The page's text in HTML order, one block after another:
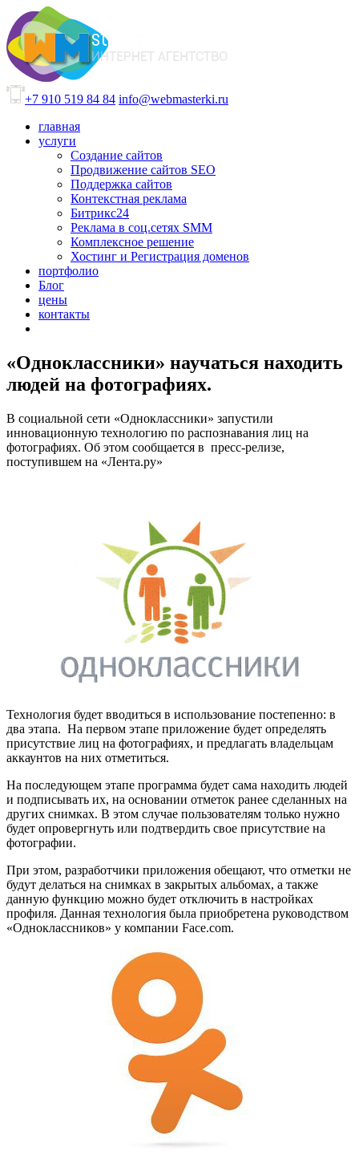
+7 910 519 84 84 info@webmasterki.ru
главная
услуги
Создание сайтов
Продвижение сайтов SEO
Поддержка сайтов
Контекстная реклама
Битрикс24
Реклама в соц.сетях SMM
Комплексное решение
Хостинг и Регистрация доменов
портфолио
Блог
цены
контакты
«Одноклассники» научаться находить
людей на фотографиях.
В социальной сети «Одноклассники» запустили
инновационную технологию по распознавания лиц на
фотографиях. Об этом сообщается в пресс-релизе,
поступившем на «Лента.ру»
Технология будет вводиться в использование постепенно: в
два этапа. На первом этапе приложение будет определять
присутствие лиц на фотографиях, и предлагать владельцам
аккаунтов на них отметиться.
На последующем этапе программа будет сама находить людей
и подписывать их, на основании отметок ранее сделанных на
других снимках. В этом случае пользователям только нужно
будет опровергнуть или подтвердить свое присутствие на
фотографии.
При этом, разработчики приложения обещают, что отметки не
будут делаться на снимках в закрытых альбомах, а также
данную функцию можно будет отключить в настройках
профиля. Данная технология была приобретена руководством
«Одноклассников» у компании Face.com.